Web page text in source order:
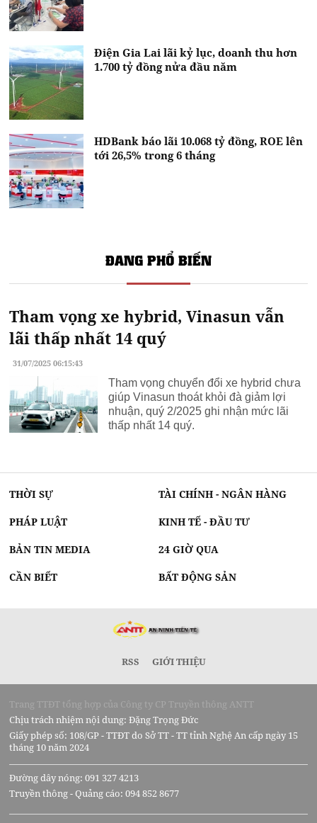
Điện Gia Lai lãi kỷ lục, doanh thu hơn
1.700 tỷ đồng nửa đầu năm
HDBank báo lãi 10.068 tỷ đồng, ROE lên
tới 26,5% trong 6 tháng
ĐANG PHỔ BIẾN
Tham vọng xe hybrid, Vinasun vẫn
lãi thấp nhất 14 quý
31/07/2025 06:15:43
Tham vọng chuyển đổi xe hybrid chưa
giúp Vinasun thoát khỏi đà giảm lợi
nhuận, quý 2/2025 ghi nhận mức lãi
thấp nhất 14 quý.
THỜI SỰ TÀI CHÍNH - NGÂN HÀNG
PHÁP LUẬT KINH TẾ - ĐẦU TƯ
BẢN TIN MEDIA 24 GIỜ QUA
CẦN BIẾT BẤT ĐỘNG SẢN
RSS GIỚI THIỆU
Trang TTĐT tổng hợp của Công ty CP Truyền thông ANTT
Chịu trách nhiệm nội dung: Đặng Trọng Đức
Giấy phép số: 108/GP - TTĐT do Sở TT - TT tỉnh Nghệ An cấp ngày 15
tháng 10 năm 2024
Đường dây nóng: 091 327 4213
Truyền thông - Quảng cáo: 094 852 8677